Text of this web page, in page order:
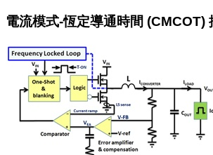
電流模式-恆定導通時間 (CMCOT)